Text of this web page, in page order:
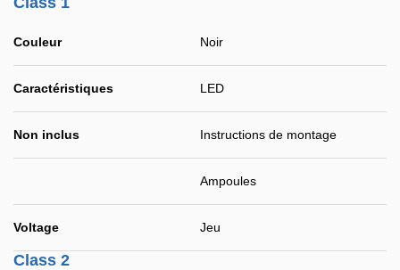
Couleur Noir
Caractéristiques LED
Non inclus Instructions de montage
Ampoules
Voltage Jeu
Class 2